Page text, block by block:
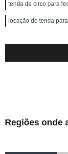
tenda de circo para
locação de tenda
Regiões onde